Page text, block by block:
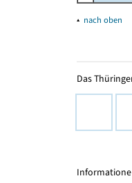
▴ nach oben
Das